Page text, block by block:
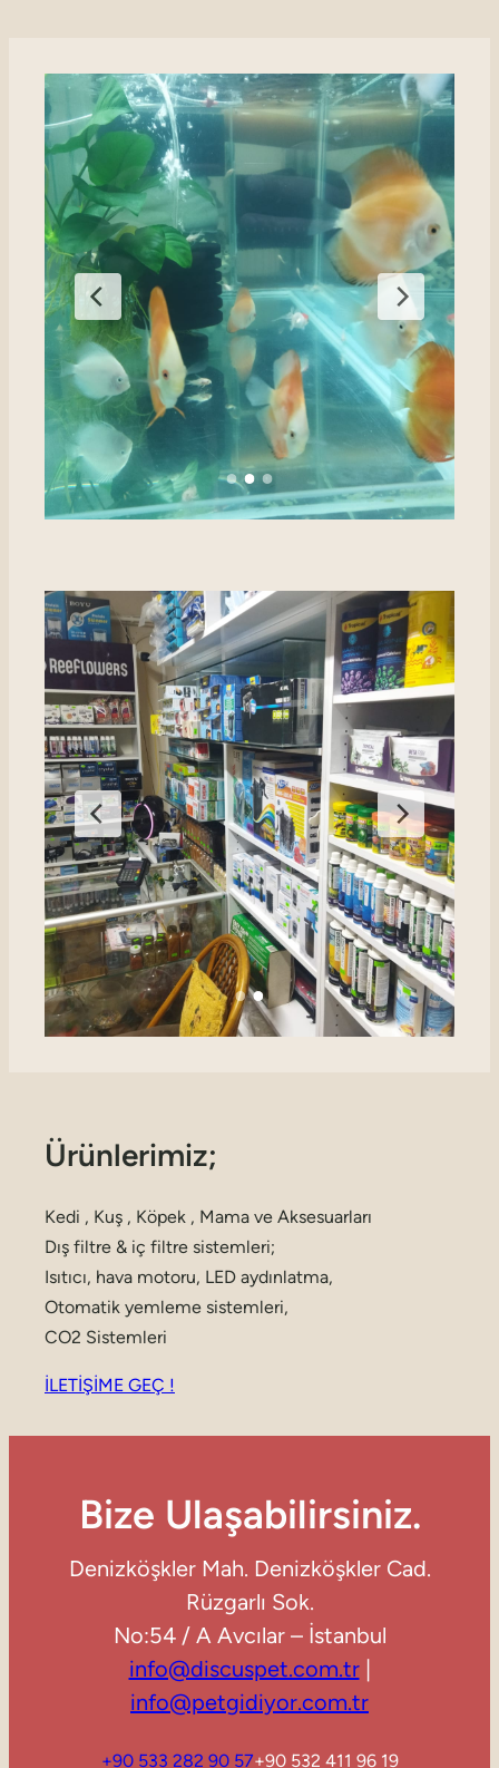
Ürünlerimiz;
Kedi , Kuş , Köpek , Mama ve Aksesuarları
Dış filtre & iç filtre sistemleri;
Isıtıcı, hava motoru, LED aydınlatma,
Otomatik yemleme sistemleri,
CO2 Sistemleri
İLETİŞİME GEÇ !
Bize Ulaşabilirsiniz.
Denizköşkler Mah. Denizköşkler Cad.
Rüzgarlı Sok.
No:54 / A Avcılar – İstanbul
info@discuspet.com.tr|
info@petgidiyor.com.tr
+90 533 282 90 57+90 532 411 96 19